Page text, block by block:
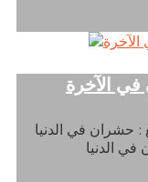
الآخرة
: حشران في الدنيا